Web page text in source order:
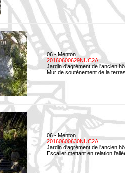
06 - Menton
20160600629NUC2A
Jardin d'agrément de l'ancien
Mur de soutènement de la
06 - Menton
20160600630NUC2A
Jardin d'agrément de l'ancien
Escalier mettant en relation